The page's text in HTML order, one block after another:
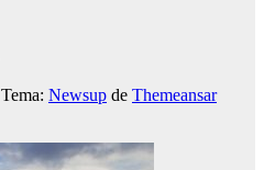
Tema: Newsup de Themeansar